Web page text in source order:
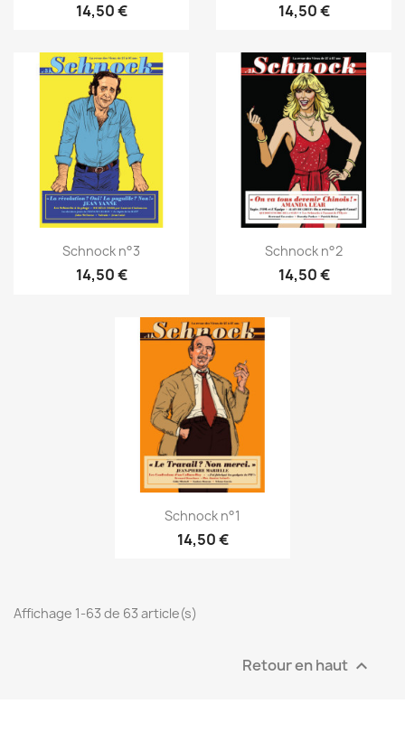
14,50 € 14,50 €
Schnock n°3
14,50 €
Schnock n°2
14,50 €
Schnock n°1
14,50 €
Affichage 1-63 de 63 article(s)
Retour en haut 